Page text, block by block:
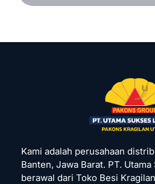
Kami adalah perusahaan
Banten, Jawa Barat. PT.
berawal dari Toko Besi